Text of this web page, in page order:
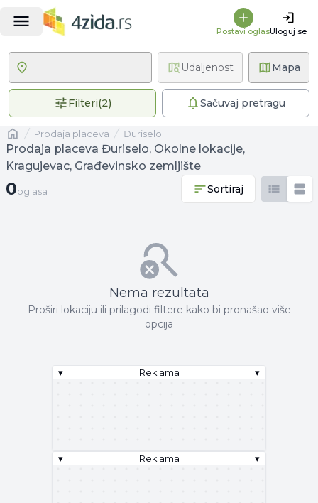
Postavi oglasUloguj se
Mapa
Filteri(2)2 primenjena filteraSačuvaj pretragu
Udaljenost
Naslovnaprodaja placeva Đuriselo
Prodaja placeva Đuriselo, Okolne lokacije,
Kragujevac, Građevinsko zemljište
0 oglasa
0oglasa Sortiraj
Nema rezultata
Proširi lokaciju ili prilagodi filtere kako bi pronašao više
opcija
▾ Reklama ▾
▾ Reklama ▾